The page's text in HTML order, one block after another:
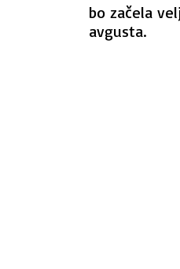
bo začela
avgusta.